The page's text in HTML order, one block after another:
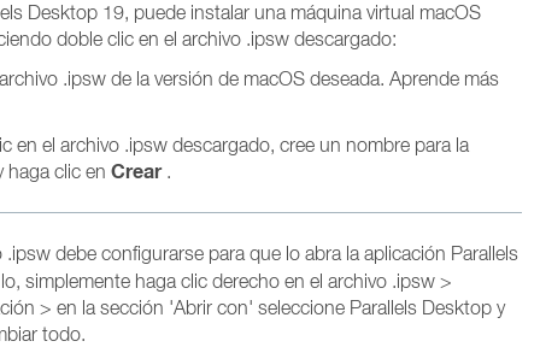
Desktop 19, puede instalar una máquina virtual macOS
doble clic en el archivo .ipsw descargado:
.ipsw de la versión de macOS deseada. Aprende más
en el archivo .ipsw descargado, cree un nombre para la
haga clic en Crear.
debe configurarse para que lo abra la aplicación Parallels
simplemente haga clic derecho en el archivo .ipsw >
> en la sección 'Abrir con' seleccione Parallels Desktop y
todo.